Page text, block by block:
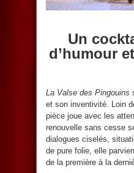
Un
d’humour
La Valse des Pingouins
et son inventivité. Loin
pièce joue avec les
renouvelle sans cesse
dialogues ciselés,
de pure folie, elle
de la première à la